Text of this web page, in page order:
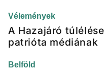
Vélemények
A Hazajáró
patrióta médiának
Belföld